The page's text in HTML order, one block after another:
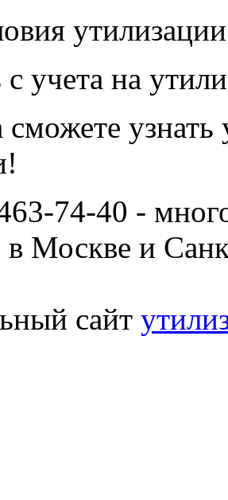
с учета на
сможете
74-40 -
в Москве и
сайт